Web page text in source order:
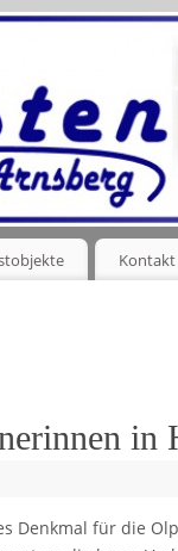
Kontakt
in
Denkmal für die